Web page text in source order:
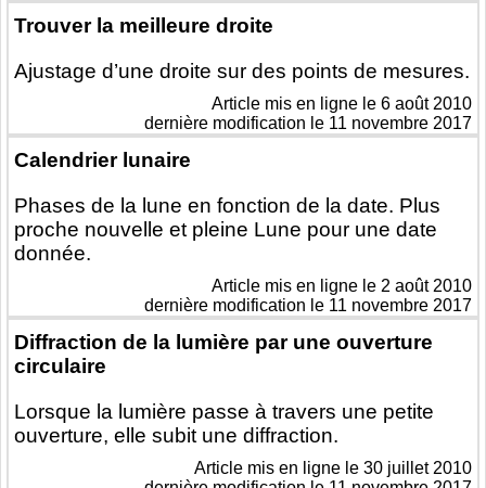
Trouver la meilleure droite
Ajustage d’une droite sur des points de mesures.
Article mis en ligne le 6 août 2010
dernière modification le 11 novembre 2017
Calendrier lunaire
Phases de la lune en fonction de la date. Plus
proche nouvelle et pleine Lune pour une date
donnée.
Article mis en ligne le 2 août 2010
dernière modification le 11 novembre 2017
Diffraction de la lumière par une ouverture
circulaire
Lorsque la lumière passe à travers une petite
ouverture, elle subit une diffraction.
Article mis en ligne le 30 juillet 2010